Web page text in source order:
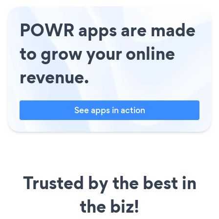
POWR apps are made
to grow your online
revenue.
See apps in action
Trusted by the best in
the biz!